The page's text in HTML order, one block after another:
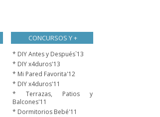
CONCURSOS Y +
* DIY Antes y Después`13
* DIY x4duros'13
* Mi Pared Favorita'12
* DIY x4duros'11
* Terrazas, Patios y
Balcones'11
* Dormitorios Bebé'11